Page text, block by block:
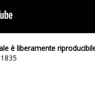
è liberamente